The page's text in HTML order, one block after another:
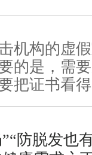
机构的虚
的是，需
把证书看
脱发也